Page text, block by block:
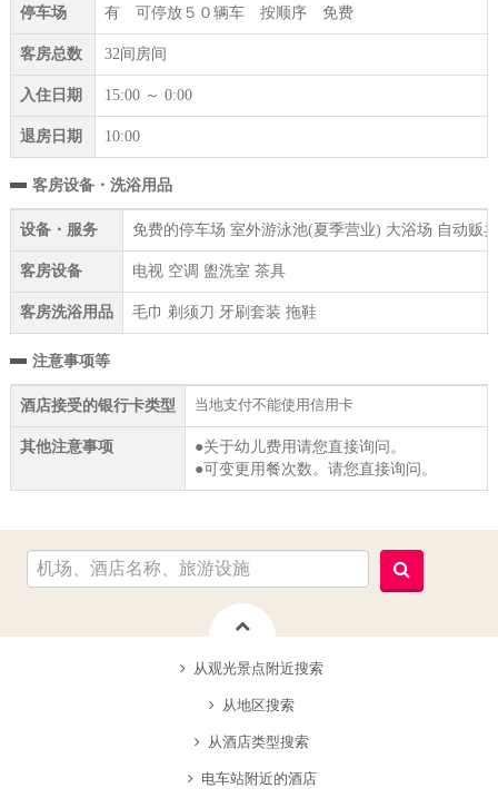
停车场 有 可停放５０辆车 按顺序 免费
客房总数 32间房间
入住日期 15:00 ～ 0:00
退房日期 10:00
客房设备・洗浴用品
设备・服务 免费的停车场 室外游泳池(夏季营业) 大浴场 自动贩
客房设备 电视 空调 盥洗室 茶具
客房洗浴用品 毛巾 剃须刀 牙刷套装 拖鞋
注意事项等
酒店接受的银行卡类型 当地支付不能使用信用卡
其他注意事项
●关于幼儿费用请您直接询问。
●可变更用餐次数。请您直接询问。
从观光景点附近搜索
从地区搜索
从酒店类型搜索
电车站附近的酒店